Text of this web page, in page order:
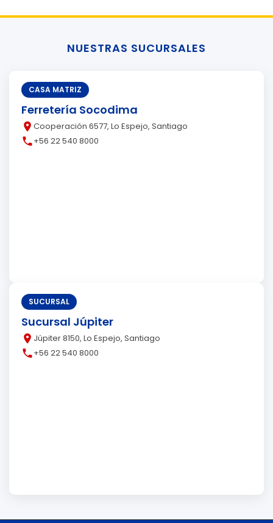
NUESTRAS SUCURSALES
CASA MATRIZ
Ferretería Socodima
place Cooperación 6577, Lo Espejo, Santiago
call+56 22 540 8000
SUCURSAL
Sucursal Júpiter
place Júpiter 8150, Lo Espejo, Santiago
call+56 22 540 8000